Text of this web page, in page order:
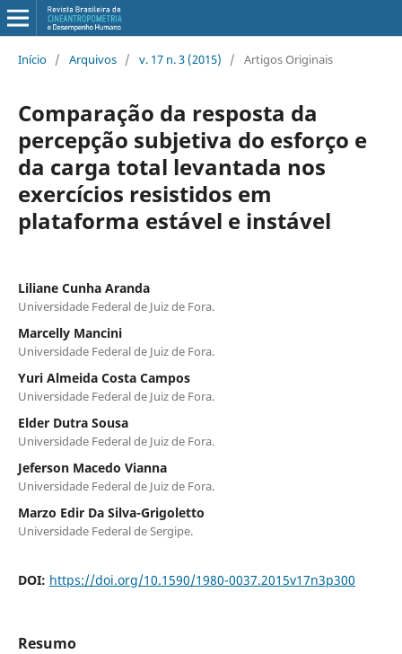
Início / Arquivos / v. 17 n. 3 (2015) / Artigos Originais
Comparação da resposta da
percepção subjetiva do esforço e
da carga total levantada nos
exercícios resistidos em
plataforma estável e instável
Liliane Cunha Aranda
Universidade Federal de Juiz de Fora.
Marcelly Mancini
Universidade Federal de Juiz de Fora.
Yuri Almeida Costa Campos
Universidade Federal de Juiz de Fora.
Elder Dutra Sousa
Universidade Federal de Juiz de Fora.
Jeferson Macedo Vianna
Universidade Federal de Juiz de Fora.
Marzo Edir Da Silva-Grigoletto
Universidade Federal de Sergipe.
DOI: https://doi.org/10.1590/1980-0037.2015v17n3p300
Resumo